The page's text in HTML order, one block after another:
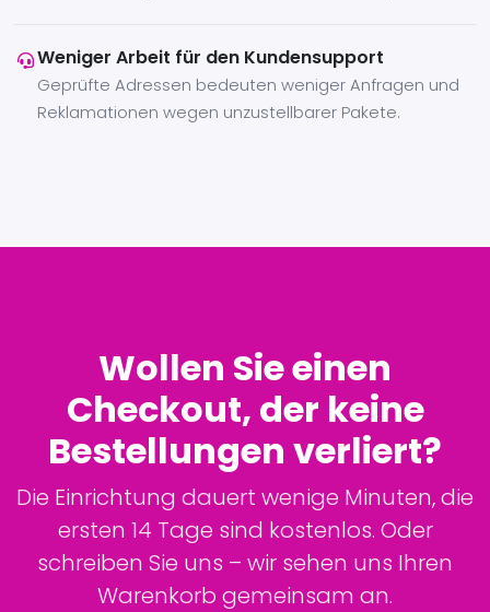
Weniger Arbeit für den Kundensupport
Geprüfte Adressen bedeuten weniger Anfragen und
Reklamationen wegen unzustellbarer Pakete.
Wollen Sie einen
Checkout, der keine
Bestellungen verliert?
Die Einrichtung dauert wenige Minuten, die
ersten 14 Tage sind kostenlos. Oder
schreiben Sie uns – wir sehen uns Ihren
Warenkorb gemeinsam an.